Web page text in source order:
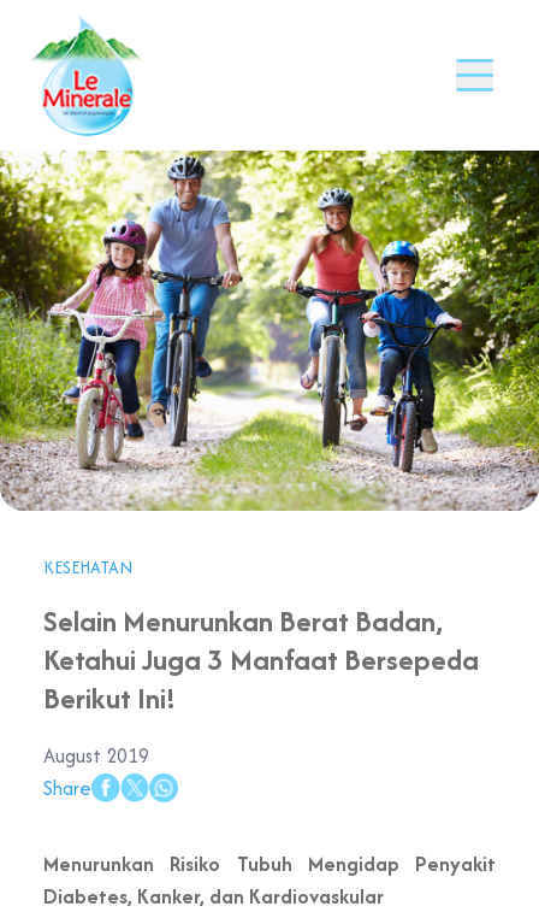
KESEHATAN
Selain Menurunkan Berat Badan,
Ketahui Juga 3 Manfaat Bersepeda
Berikut Ini!
August 2019
Share
Menurunkan Risiko Tubuh Mengidap Penyakit
Diabetes, Kanker, dan Kardiovaskular